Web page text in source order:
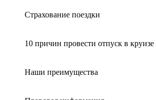
Страхование поездки
10 причин провести отпуск в круизе
Наши преимущества